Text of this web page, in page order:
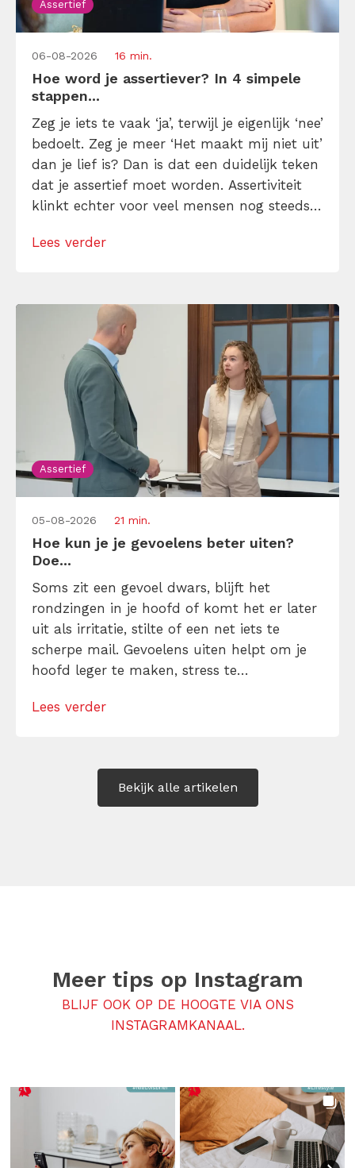
Assertief
06-08-2026 16 min.
Hoe word je assertiever? In 4 simpele
stappen...
Zeg je iets te vaak ‘ja’, terwijl je eigenlijk ‘nee’
bedoelt. Zeg je meer ‘Het maakt mij niet uit’
dan je lief is? Dan is dat een duidelijk teken
dat je assertief moet worden. Assertiviteit
klinkt echter voor veel mensen nog steeds
maar dat is niet zo. Assertiviteit draait juist
Lees verder
Assertief
05-08-2026 21 min.
Hoe kun je je gevoelens beter uiten?
Doe...
Soms zit een gevoel dwars, blijft het
rondzingen in je hoofd of komt het er later
uit als irritatie, stilte of een net iets te
scherpe mail. Gevoelens uiten helpt om je
hoofd leger te maken, stress te
Maar hoe doe je dat zonder drama, verwijt
Lees verder
Bekijk alle artikelen
Meer tips op Instagram
BLIJF OOK OP DE HOOGTE VIA ONS
INSTAGRAMKANAAL.